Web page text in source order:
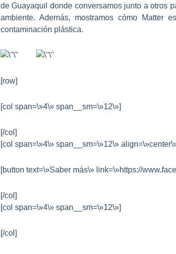
de Guayaquil donde conversamos junto a otros
ambiente. Además, mostramos cómo
contaminación plástica.
[row]
[col span=\»4\» span__sm=\»12\»]
[/col]
[col span=\»4\» span__sm=\»12\»
[button text=\»Saber más\» link=\»https://
[/col]
[col span=\»4\» span__sm=\»12\»]
[/col]